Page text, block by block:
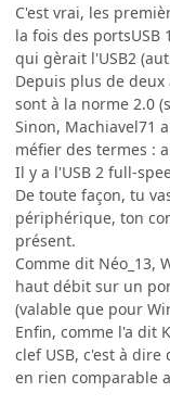
C'est vrai, les
la fois des portsUSB
qui gèrait l'USB2
Depuis plus de deux
sont à la norme 2.0
Sinon, Machiavel71
méfier des termes :
Il y a l'USB 2 full-
De toute façon, tu
périphérique, ton
présent.
Comme dit Néo_13,
haut débit sur un
(valable que pour
Enfin, comme l'a dit
clef USB, c'est à
en rien comparable